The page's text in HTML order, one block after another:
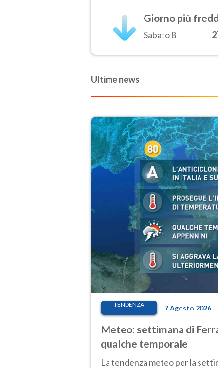
Giorno più
Sabato 8
Ultime news
TENDENZA 7 Agosto 2026
Meteo: settimana di
qualche temporale
La tendenza meteo per la